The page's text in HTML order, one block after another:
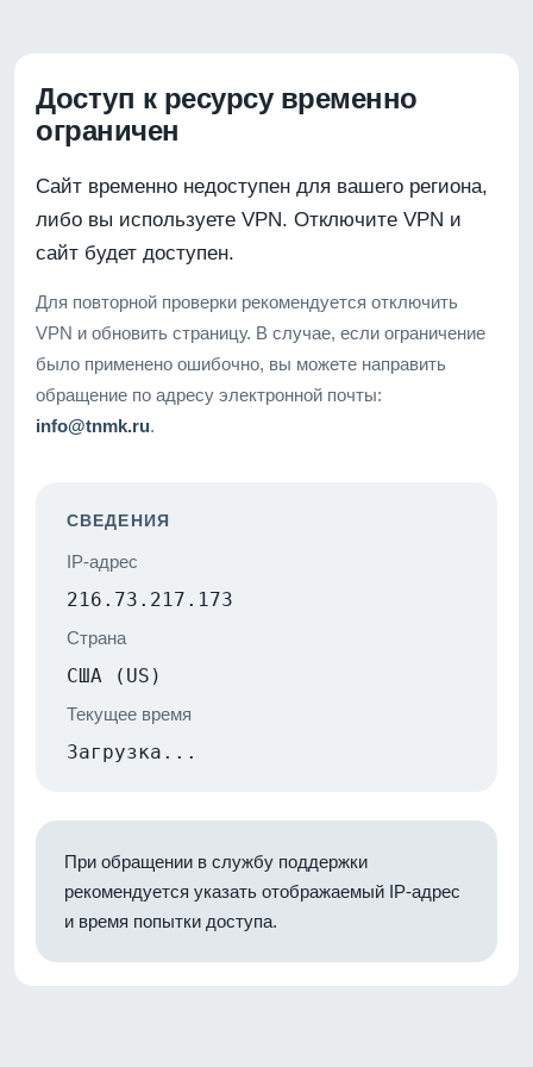
Доступ к ресурсу временно
ограничен
Сайт временно недоступен для вашего региона,
либо вы используете VPN. Отключите VPN и
сайт будет доступен.
Для повторной проверки рекомендуется отключить
VPN и обновить страницу. В случае, если ограничение
было применено ошибочно, вы можете направить
обращение по адресу электронной почты:
info@tnmk.ru.
СВЕДЕНИЯ
IP-адрес
216.73.217.173
Страна
США (US)
Текущее время
Загрузка...
При обращении в службу поддержки
рекомендуется указать отображаемый IP-адрес
и время попытки доступа.